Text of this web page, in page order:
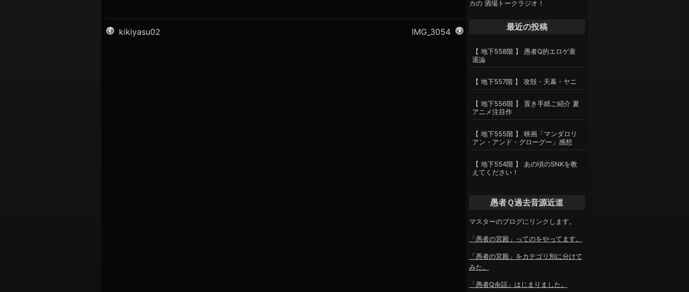
kikiyasu02 IMG_3054
カの 酒場トークラジオ！
最近の投稿
【 地下558階 】 愚者Q的エロゲ衰
退論
【 地下557階 】 攻殻・天幕・ヤニ
【 地下556階 】 置き手紙ご紹介 夏
アニメ注目作
【 地下555階 】 映画「マンダロリ
アン・アンド・グローグー」感想
【 地下554階 】 あの頃のSNKを教
えてください！
愚者Ｑ過去音源近道
マスターのブログにリンクします。
「愚者の宮殿」ってのをやってます。
「愚者の宮殿」をカテゴリ別に分けて
みた。
「愚者Q余話」はじまりました。